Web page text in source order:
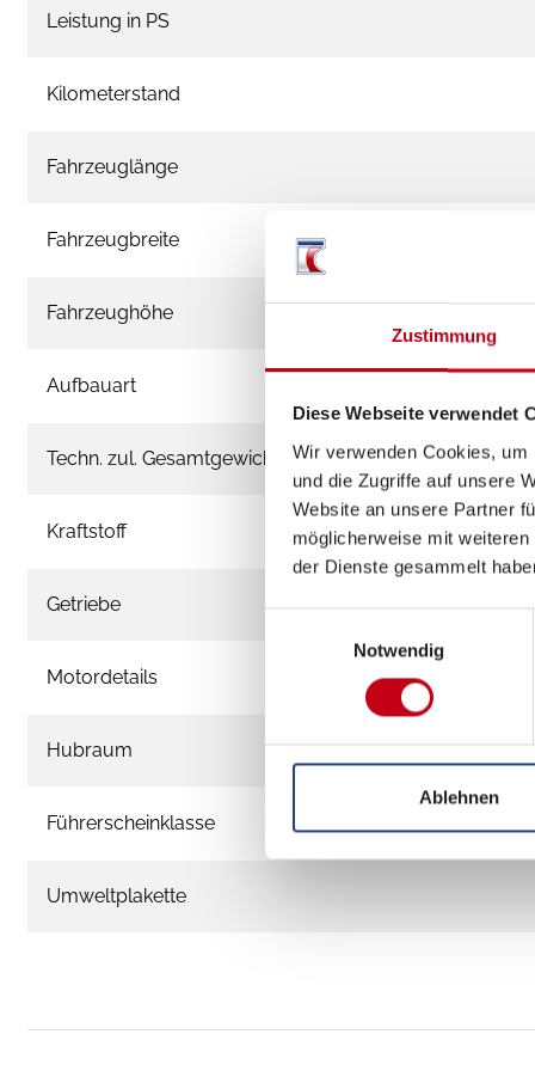
Zustimmung
Diese Webseite verwendet
Wir verwenden Cookies,
und die Zugriffe auf unsere
Website an unsere Partner
möglicherweise mit
der Dienste gesammelt
Notwendig
Ablehnen
Leistung in PS
Kilometerstand
Fahrzeuglänge
Fahrzeugbreite
Fahrzeughöhe
Aufbauart
Techn. zul. Gesamtgewicht
Kraftstoff
Getriebe
Motordetails
Hubraum
Führerscheinklasse
Umweltplakette